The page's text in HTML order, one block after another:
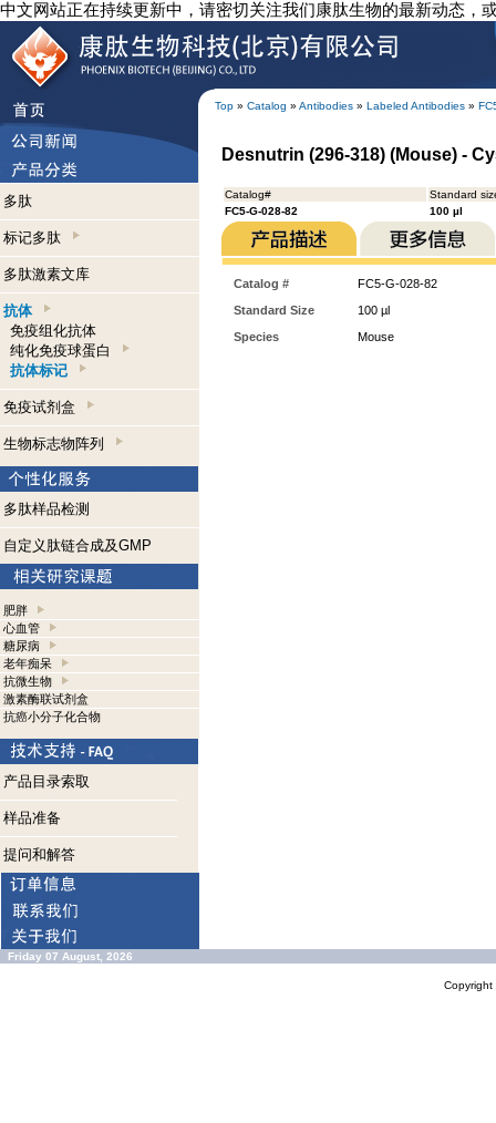
中文网站正在持续更新中，请密切关注我们康肽生物的最新动态，
Top » Catalog » Antibodies » Labeled Antibodies »
多肽
标记多肽
多肽激素文库
抗体
免疫组化抗体
纯化免疫球蛋白
抗体标记
免疫试剂盒
生物标志物阵列
多肽样品检测
自定义肽链合成及GMP
肥胖
心血管
糖尿病
老年痴呆
抗微生物
激素酶联试剂盒
抗癌小分子化合物
产品目录索取
样品准备
提问和解答
Desnutrin (296-318) (Mouse) -
Catalog#
Standard
FC5-G-028-82
100 µl
Catalog #
FC5-G-028-82
Standard Size
100 µl
Species
Mouse
Friday 07 August, 2026